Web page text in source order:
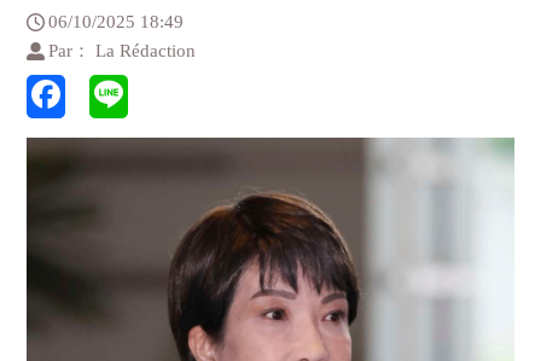
06/10/2025 18:49
Par： La Rédaction